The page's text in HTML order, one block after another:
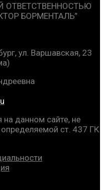
ОТВЕТСТВЕННОСТЬЮ
БОРМЕНТАЛЬ”
ул. Варшавская, 23
данном сайте, не
ст. 437 ГК